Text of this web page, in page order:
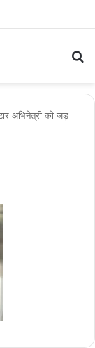
अभिनेत्री को जड़